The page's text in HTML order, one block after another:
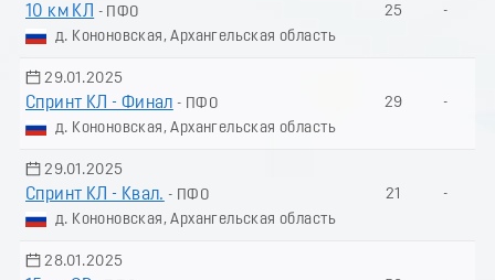
10 км КЛ
- ПФО
д. Кононовская, Архангельская область
25 -
29.01.2025
Спринт КЛ - Финал - ПФО
д. Кононовская, Архангельская область
29 -
29.01.2025
Спринт КЛ - Квал. - ПФО
д. Кононовская, Архангельская область
21 -
28.01.2025